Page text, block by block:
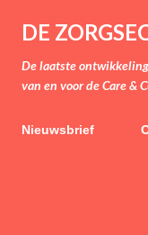
DE
De laatste
van en voor de Care &
Nieuwsbrief